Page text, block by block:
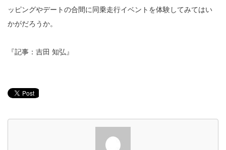
ッピングやデートの合間に同乗走行イベントを体験してみてはい
かがだろうか。
『記事：吉田 知弘』